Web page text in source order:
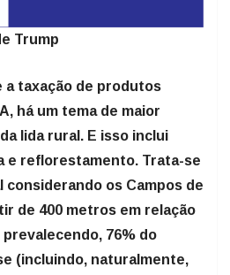
Trump
a taxação de produtos
há um tema de maior
lida rural. E isso inclui
e reflorestamento. Trata-se
considerando os Campos de
de 400 metros em relação
prevalecendo, 76% do
(incluindo, naturalmente,